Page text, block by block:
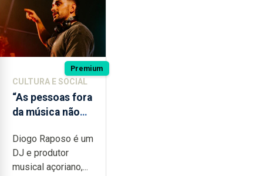
Premium
CULTURA E SOCIAL
“As pessoas fora
da música não
quão difícil é
produzir uma
música”
Diogo Raposo é um
DJ e produtor
musical açoriano,...